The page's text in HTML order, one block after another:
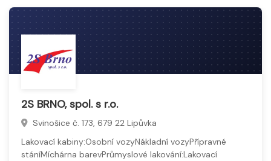
2S BRNO, spol. s r.o.
Svinošice č. 173, 679 22 Lipůvka
Lakovací kabiny:Osobní vozyNákladní vozyPřípravné
stáníMíchárna barevPrůmyslové lakování:Lakovací